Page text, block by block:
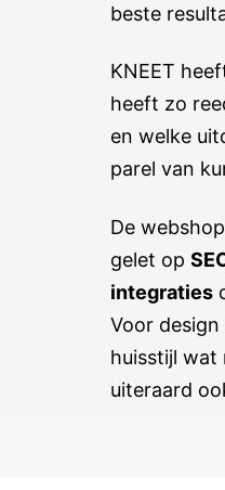
beste
KNEET
heeft zo
en welke
parel van
De
gelet op
integraties
Voor
huisstijl wat
uiteraard